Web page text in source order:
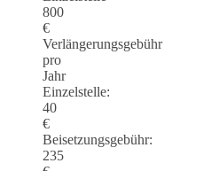
800
€
Verlängerungsgebühr
pro
Jahr
Einzelstelle:
40
€
Beisetzungsgebühr:
235